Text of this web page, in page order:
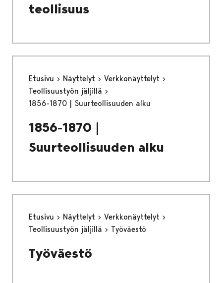
teollisuus
Etusivu Näyttelyt
Verkkonäyttelyt
Teollisuustyön jäljillä
1856-1870 | Suurteollisuuden alku
1856-1870 |
Suurteollisuuden alku
Etusivu Näyttelyt
Verkkonäyttelyt
Teollisuustyön jäljillä
Työväestö
Työväestö